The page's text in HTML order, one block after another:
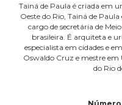
Tainá de Paula é criada em
Oeste do Rio, Tainá de
cargo de secretária de
brasileira. É arquiteta e
especialista em cidades e
Oswaldo Cruz e mestre em
do Rio